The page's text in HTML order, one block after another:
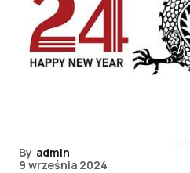
By admin
9 września 2024